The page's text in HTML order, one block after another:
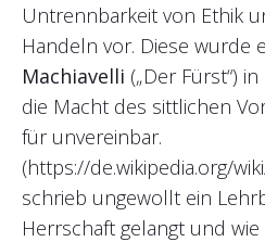
Untrennbarkeit von Ethik
Handeln vor. Diese wurde
Machiavelli („Der Fürst“)
die Macht des sittlichen
für unvereinbar.
(https://de.wikipedia.org/
schrieb ungewollt ein
Herrschaft gelangt und